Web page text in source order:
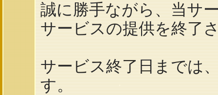
誠に勝手ながら、当サ
サービスの提供を終了
サービス終了日までは
す。